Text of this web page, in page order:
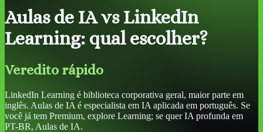
Aulas de IA vs LinkedIn
Learning: qual escolher?
Veredito rápido
LinkedIn Learning é biblioteca corporativa geral, maior parte em
inglês. Aulas de IA é especialista em IA aplicada em português. Se
você já tem Premium, explore Learning; se quer IA profunda em
PT-BR, Aulas de IA.